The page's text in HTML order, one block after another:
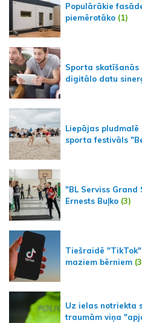
Populārākie
piemērotāko (1)
Sporta
digitālo datu
Liepājas
sporta festivāls
"BL Serviss
Ernests Buļko (3)
Tiešraidē
maziem bērniem
Uz ielas notriekta
traumām viņa